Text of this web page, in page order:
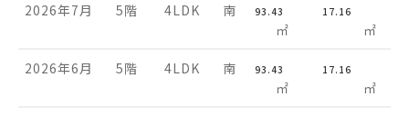
2026年7月 5階 4LDK 南 93.43
㎡
17.16
㎡
2026年6月 5階 4LDK 南 93.43
㎡
17.16
㎡